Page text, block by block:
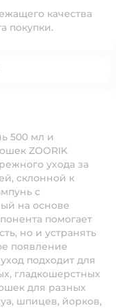
качества
покупки.
500 мл и
ZOORIK
ухода за
склонной к
с
на основе
помогает
но и устранять
появление
подходит для
гладкошерстных
для разных
шпицев, йорков,